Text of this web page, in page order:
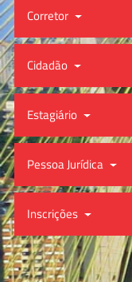
Corretor
Cidadão
Estagiário
Pessoa Jurídica
Inscrições